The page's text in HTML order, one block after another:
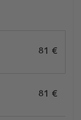
81 €
81 €